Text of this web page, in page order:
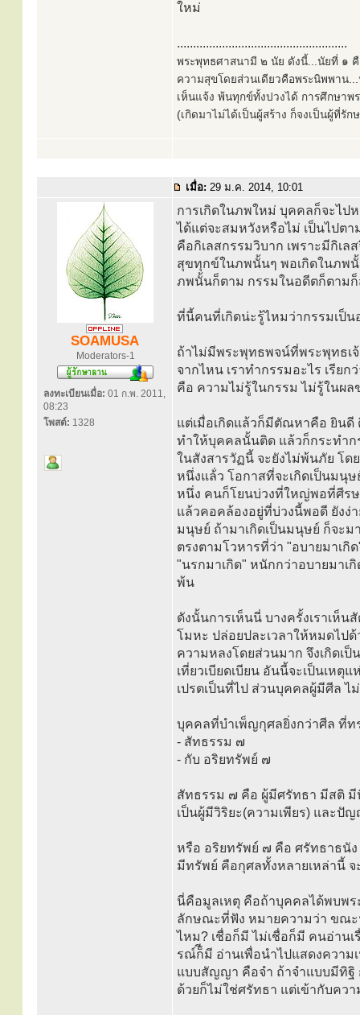
ใหม่
.....................................................
พระพุทธศาสนามี ๒ นัย ดังนี้...นัยที่ ๑ คื
ความสุขโดยส่วนเดียวคือพระนิพพาน
เห็นแจ้ง พ้นทุกข์ทั้งปวงได้ การศึกษาพ
(เกิดมาไม่ได้เป็นผู้สร้าง ก็จงเป็นผู้ที่รั
เมื่อ: 29 ม.ค. 2014, 10:01
SOAMUSA
Moderators-1
ลงทะเบียนเมื่อ: 01 ก.พ. 2011,
08:23
โพสต์: 1328
การเกิดในภพใหม่ บุคคลก็จะไป
ได้แต่จะสมหวังหรือไม่ เป็นไปต
คือกิเลสกรรมวิบาก เพราะมีกิเล
สุขทุกข์ในภพนั้นๆ พอเกิดในภพ
ภพนั้นก็ตาม กรรมในอดีตก็ตามก็
ที่นี้คนที่เกิดน่ะรู้ไหมว่ากรรมเป็น
ถ้าไม่มีพระพุทธพจน์ที่พระพุทธเ
จากไหน เราทำกรรมอะไร เรีย
คือ ความไม่รู้ในกรรม ไม่รู้ในผ
แต่เมื่อเกิดแล้วก็มีตัณหาคือ ยินดี
ทำให้บุคคลนั้นติด แล้วก็กระทำก
ในสังสารวัฏนี้ จะยังไม่พ้นภัย โด
หนึ่งแล้่ว โอกาสที่จะเกิดเป็นมนุ
หนึ่ง คนก็โยนบ่วงที่ใหญ่พอที่ศีรษ
แล้วคอคล้องอยู่ที่บ่วงนี้พอดี ยังง่
มนุษย์ ถ้ามาเกิดเป็นมนุษย์ ก็จะม
ตรงตามโวหารที่ว่า "อบายมาเกิ
"นรกมาเกิด" หนักกว่าอบายมาเกิ
พ้น
ดังนั้นการเห็นนี่ บางครั้งเราเห็น
โมหะ ปล่อยปละเวลาให้หมดไป
ความหลงโดยส่วนมาก จึงเกิดเ
เที่ยวเบียดเบียน อันนี้จะเป็นเห
เปรตเป็นที่ไป ส่วนบุคคลผู้มีศีล
บุคคลที่บำเพ็ญกุศลยิ่งกว่าศีล ที่ท
- สัทธรรม ๗
- กับ อริยทรัพย์ ๗
สัทธรรม ๗ คือ ผู้มีศรัทธา มีสติ
เป็นผู้มีวิริยะ(ความเพียร) และปั
หรือ อริยทรัพย์ ๗ คือ ศรัทธาธนั
มีทรัพย์ คือกุศลทั้งหลายเหล่านี้ จ
นี่คือมูลเหตุ คือถ้าบุคคลได้พบพร
ลักษณะที่ฟัง หมายความว่า ขณะ
ไหม? เชื่อก็มี ไม่เชื่อก็มี คนอ่าน
รณ์ก็ีมี อ่านเพื่อนำไปแสดงความ
แบบสัญญา คือจำ ถ้าจำแบบมีทิฐิ
ด้วยก็ไม่ใช่ศรัทธา แต่เข้ากับคว